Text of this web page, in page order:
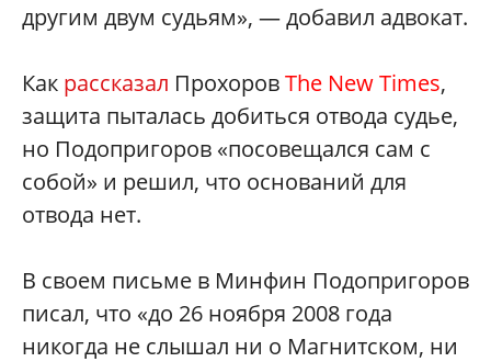
другим двум судьям», — добавил адвокат.
Как рассказал ПрохоровThe New Times,
защита пыталась добиться отвода судье,
но Подопригоров «посовещался сам с
собой»‎ и решил, что оснований для
отвода нет.
В своем письме в Минфин Подопригоров
писал, что «до 26 ноября 2008 года
никогда не слышал ни о Магнитском, ни